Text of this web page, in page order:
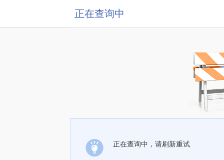
正在查询中
正在查询中，请刷新重试